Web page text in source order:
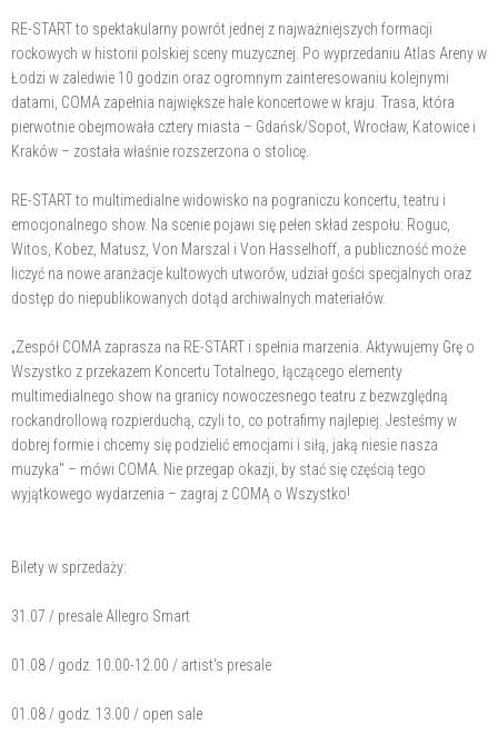
RE-START to spektakularny powrót jednej z najważniejszych formacji
rockowych w historii polskiej sceny muzycznej. Po wyprzedaniu Atlas Areny w
Łodzi w zaledwie 10 godzin oraz ogromnym zainteresowaniu kolejnymi
datami, COMA zapełnia największe hale koncertowe w kraju. Trasa, która
pierwotnie obejmowała cztery miasta – Gdańsk/Sopot, Wrocław, Katowice i
Kraków – została właśnie rozszerzona o stolicę.
RE-START to multimedialne widowisko na pograniczu koncertu, teatru i
emocjonalnego show. Na scenie pojawi się pełen skład zespołu: Roguc,
Witos, Kobez, Matusz, Von Marszal i Von Hasselhoff, a publiczność może
liczyć na nowe aranżacje kultowych utworów, udział gości specjalnych oraz
dostęp do niepublikowanych dotąd archiwalnych materiałów.
„Zespół COMA zaprasza na RE-START i spełnia marzenia. Aktywujemy Grę o
Wszystko z przekazem Koncertu Totalnego, łączącego elementy
multimedialnego show na granicy nowoczesnego teatru z bezwzględną
rockandrollową rozpierduchą, czyli to, co potrafimy najlepiej. Jesteśmy w
dobrej formie i chcemy się podzielić emocjami i siłą, jaką niesie nasza
muzyka" – mówi COMA. Nie przegap okazji, by stać się częścią tego
wyjątkowego wydarzenia – zagraj z COMĄ o Wszystko!
Bilety w sprzedaży:
31.07 / presale Allegro Smart
01.08 / godz. 10.00-12.00 / artist's presale
01.08 / godz. 13.00 / open sale